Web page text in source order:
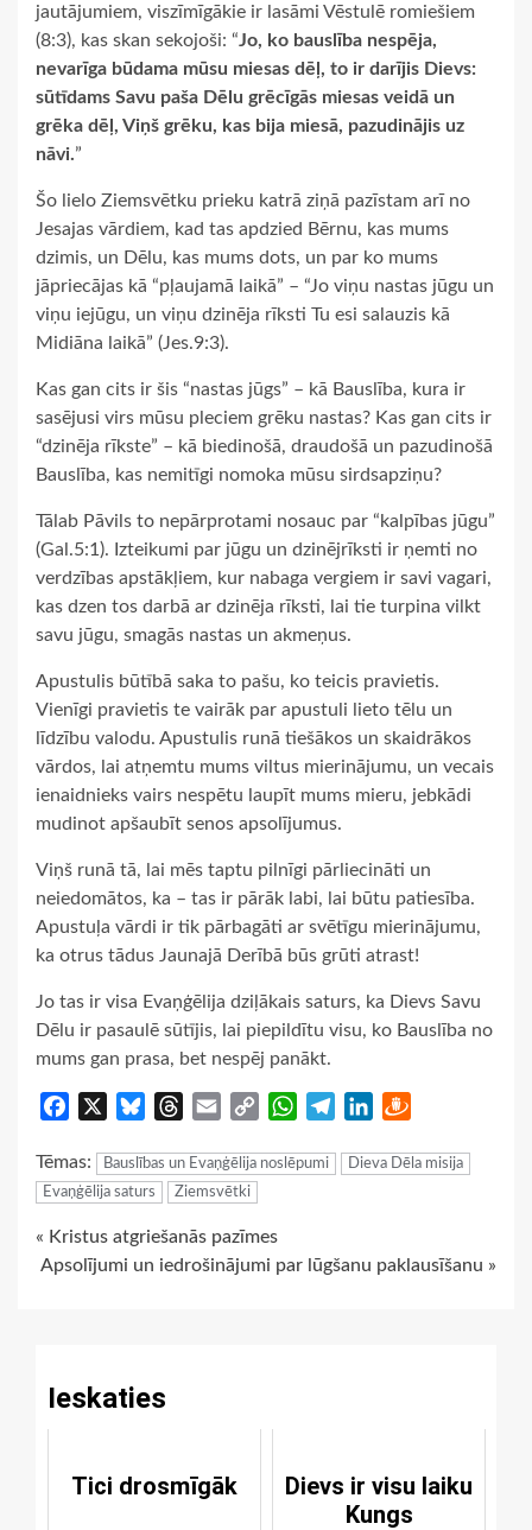
jautājumiem, viszīmīgākie ir lasāmi Vēstulē romiešiem
(8:3), kas skan sekojoši: “Jo, ko bauslība nespēja,
nevarīga būdama mūsu miesas dēļ, to ir darījis Dievs:
sūtīdams Savu paša Dēlu grēcīgās miesas veidā un
grēka dēļ, Viņš grēku, kas bija miesā, pazudinājis uz
nāvi.”
Šo lielo Ziemsvētku prieku katrā ziņā pazīstam arī no
Jesajas vārdiem, kad tas apdzied Bērnu, kas mums
dzimis, un Dēlu, kas mums dots, un par ko mums
jāpriecājas kā “pļaujamā laikā” – “Jo viņu nastas jūgu un
viņu iejūgu, un viņu dzinēja rīksti Tu esi salauzis kā
Midiāna laikā” (Jes.9:3).
Kas gan cits ir šis “nastas jūgs” – kā Bauslība, kura ir
sasējusi virs mūsu pleciem grēku nastas? Kas gan cits ir
“dzinēja rīkste” – kā biedinošā, draudošā un pazudinošā
Bauslība, kas nemitīgi nomoka mūsu sirdsapziņu?
Tālab Pāvils to nepārprotami nosauc par “kalpības jūgu”
(Gal.5:1). Izteikumi par jūgu un dzinējrīksti ir ņemti no
verdzības apstākļiem, kur nabaga vergiem ir savi vagari,
kas dzen tos darbā ar dzinēja rīksti, lai tie turpina vilkt
savu jūgu, smagās nastas un akmeņus.
Apustulis būtībā saka to pašu, ko teicis pravietis.
Vienīgi pravietis te vairāk par apustuli lieto tēlu un
līdzību valodu. Apustulis runā tiešākos un skaidrākos
vārdos, lai atņemtu mums viltus mierinājumu, un vecais
ienaidnieks vairs nespētu laupīt mums mieru, jebkādi
mudinot apšaubīt senos apsolījumus.
Viņš runā tā, lai mēs taptu pilnīgi pārliecināti un
neiedomātos, ka – tas ir pārāk labi, lai būtu patiesība.
Apustuļa vārdi ir tik pārbagāti ar svētīgu mierinājumu,
ka otrus tādus Jaunajā Derībā būs grūti atrast!
Jo tas ir visa Evaņģēlija dziļākais saturs, ka Dievs Savu
Dēlu ir pasaulē sūtījis, lai piepildītu visu, ko Bauslība no
mums gan prasa, bet nespēj panākt.
Facebook BlueskyThreads
Email
Copy
WhatsApp
TelegramLinkedIn
Tēmas: Bauslības un Evaņģēlija noslēpumi
Dieva Dēla misija
Evaņģēlija saturs
Ziemsvētki
Continue
« Kristus atgriešanās pazīmes
Apsolījumi un iedrošinājumi par lūgšanu paklausīšanu »
Ieskaties
Tici drosmīgāk
Dievs ir visu laiku
Kungs